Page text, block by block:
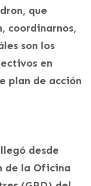
que
coordinarnos,
son los
en
plan de acción
desde
de la Oficina